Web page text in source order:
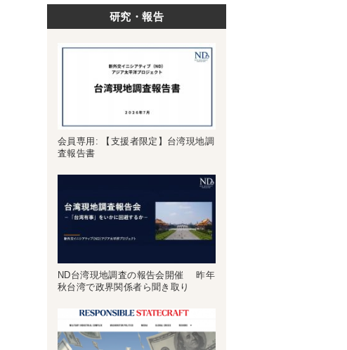
研究・報告
会員専用: 【支援者限定】台湾現地調
査報告書
ND台湾現地調査の報告会開催 昨年
秋台湾で政界関係者ら聞き取り